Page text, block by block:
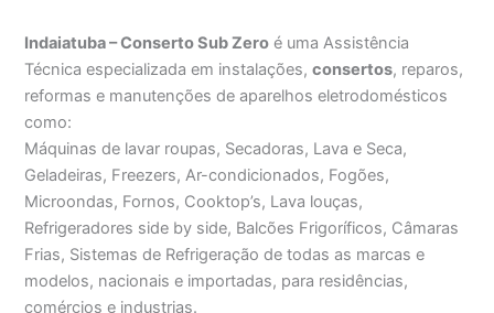
Indaiatuba – Conserto Sub Zero é uma Assistência
Técnica especializada em instalações,consertos, reparos,
reformas e manutenções de aparelhos eletrodomésticos
como:
Máquinas de lavar roupas, Secadoras, Lava e Seca,
Geladeiras, Freezers, Ar-condicionados, Fogões,
Microondas, Fornos, Cooktop’s, Lava louças,
Refrigeradores side by side, Balcões Frigoríficos, Câmaras
Frias, Sistemas de Refrigeração de todas as marcas e
modelos, nacionais e importadas, para residências,
comércios e industrias.